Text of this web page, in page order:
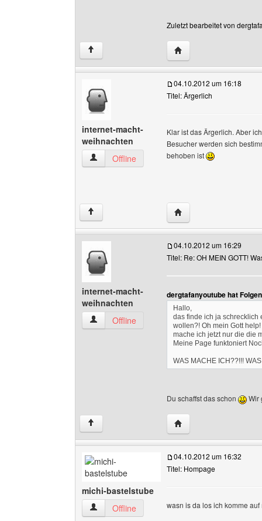
Zuletzt bearbeitet von
↑ Website dieses
internet-macht-
weihnachten
internet-macht-weihnachten Benutzer-Profile
Offline
04.10.2012 um 16:18
Titel: Ärgerlich
Klar ist das Ärgerlich. Aber
Besucher werden sich
behoben ist
↑ Website dieses
internet-macht-
weihnachten
internet-macht-weihnachten Benutzer-Profile
Offline
04.10.2012 um 16:29
Titel: Re: OH MEIN GOTT!
dergtafanyoutube hat
Hallo,
das finde ich ja schrecklich
wollen?! Oh mein Gott
mache ich jetzt nur die die
Meine Page funktoniert
WAS MACHE ICH??!!!
Du schaffst das schon Wir
↑ Website dieses
michi-bastelstube
michi-bastelstube Benutzer-Profile anzeigen
Offline
04.10.2012 um 16:32
Titel: Hompage
wasn is da los ich komme